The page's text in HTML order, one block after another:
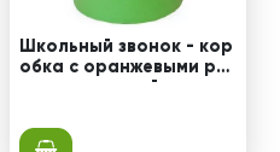
Школьный звонок - кор
обка с оранжевыми роз